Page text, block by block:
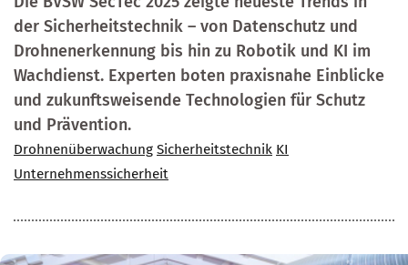
der Sicherheitstechnik – von Datenschutz und
Drohnenerkennung bis hin zu Robotik und KI im
Wachdienst. Experten boten praxisnahe Einblicke
und zukunftsweisende Technologien für Schutz
und Prävention.
Drohnenüberwachung Sicherheitstechnik KI
Unternehmenssicherheit